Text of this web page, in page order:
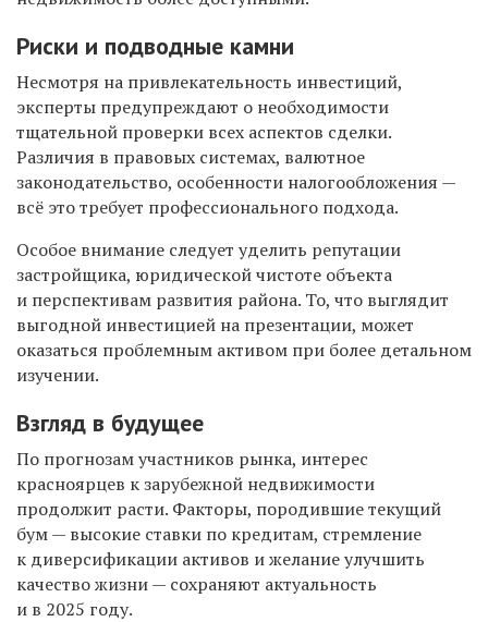
Риски и подводные камни
Несмотря на привлекательность инвестиций,
эксперты предупреждают о необходимости
тщательной проверки всех аспектов сделки.
Различия в правовых системах, валютное
законодательство, особенности налогообложения —
всё это требует профессионального подхода.
Особое внимание следует уделить репутации
застройщика, юридической чистоте объекта
и перспективам развития района. То, что выглядит
выгодной инвестицией на презентации, может
оказаться проблемным активом при более детальном
изучении.
Взгляд в будущее
По прогнозам участников рынка, интерес
красноярцев к зарубежной недвижимости
продолжит расти. Факторы, породившие текущий
бум — высокие ставки по кредитам, стремление
к диверсификации активов и желание улучшить
качество жизни — сохраняют актуальность
и в 2025 году.